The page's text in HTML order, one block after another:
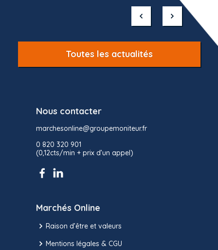
Toutes les actualités
Nous contacter
marchesonline@groupemoniteur.fr
0 820 320 901
(0,12cts/min + prix d’un appel)
Marchés Online
Raison d’être et valeurs
Mentions légales & CGU